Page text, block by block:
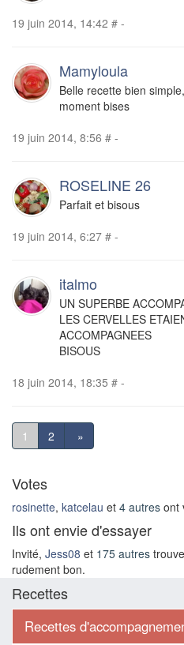
19 juin 2014, 14:42 # -
Mamyloula
Belle recette bien
moment bises
19 juin 2014, 8:56 # -
ROSELINE 26
Parfait et bisous
19 juin 2014, 6:27 # -
italmo
UN SUPERBE
LES CERVELLES
ACCOMPAGNEES
BISOUS
18 juin 2014, 18:35 # -
1 2 »
Votes
rosinette, katcelau et 4 autres ont
Ils ont envie d'essayer
Invité, Jess08 et 175 autres
rudement bon.
Recettes
Recettes